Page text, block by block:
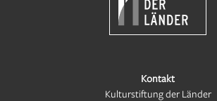
Kontakt
Kulturstiftung der Länder